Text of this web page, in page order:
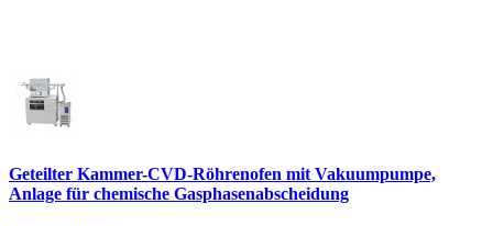
Geteilter Kammer-CVD-Röhrenofen mit Vakuumpumpe,
Anlage für chemische Gasphasenabscheidung